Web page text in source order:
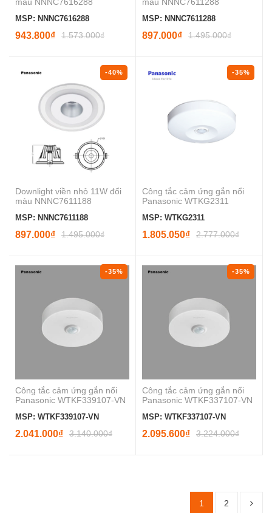
MSP: NNNC7616288
943.800₫ 1.573.000₫
MSP: NNNC7611288
897.000₫ 1.495.000₫
-40%
Downlight viền nhỏ 11W đổi
màu NNNC7611188
MSP: NNNC7611188
897.000₫ 1.495.000₫
-35%
Công tắc cảm ứng gắn nổi
Panasonic WTKG2311
MSP: WTKG2311
1.805.050₫ 2.777.000₫
-35%
Công tắc cảm ứng gắn nổi
Panasonic WTKF339107-VN
MSP: WTKF339107-VN
2.041.000₫ 3.140.000₫
-35%
Công tắc cảm ứng gắn nổi
Panasonic WTKF337107-VN
MSP: WTKF337107-VN
2.095.600₫ 3.224.000₫
1 2